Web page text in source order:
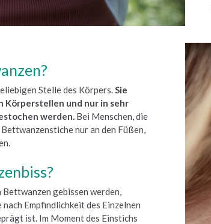
Stelle des Körpers.Sie
Körperstellen und nur in sehr
werden. Bei Menschen, die
nur an den Füßen,
gebissen werden,
Empfindlichkeit des Einzelnen
ist. Im Moment des Einstichs